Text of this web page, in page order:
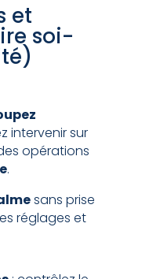
et
soi-
intervenir sur
opérations
.
sans prise
réglages et